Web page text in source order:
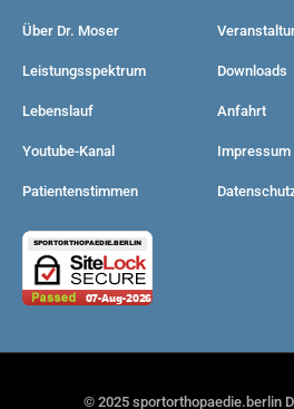
Über Dr. Moser
Leistungsspektrum
Lebenslauf
Youtube-Kanal
Patientenstimmen
Downloads
Anfahrt
Impressum
© 2025 sportorthopaedie.berlin